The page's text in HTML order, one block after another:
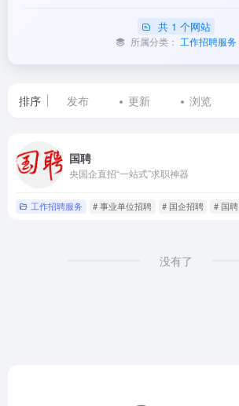
共 1 个网站
所属分类： 工作招聘服务
排序 发布 更新 浏览
标
签
为
国聘
央国企直招“一站式”求职神器
工作招聘服务 # 事业单位招聘 # 国企招聘 # 国聘
没有了